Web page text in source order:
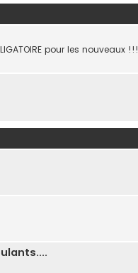
pour les nouveaux !!!